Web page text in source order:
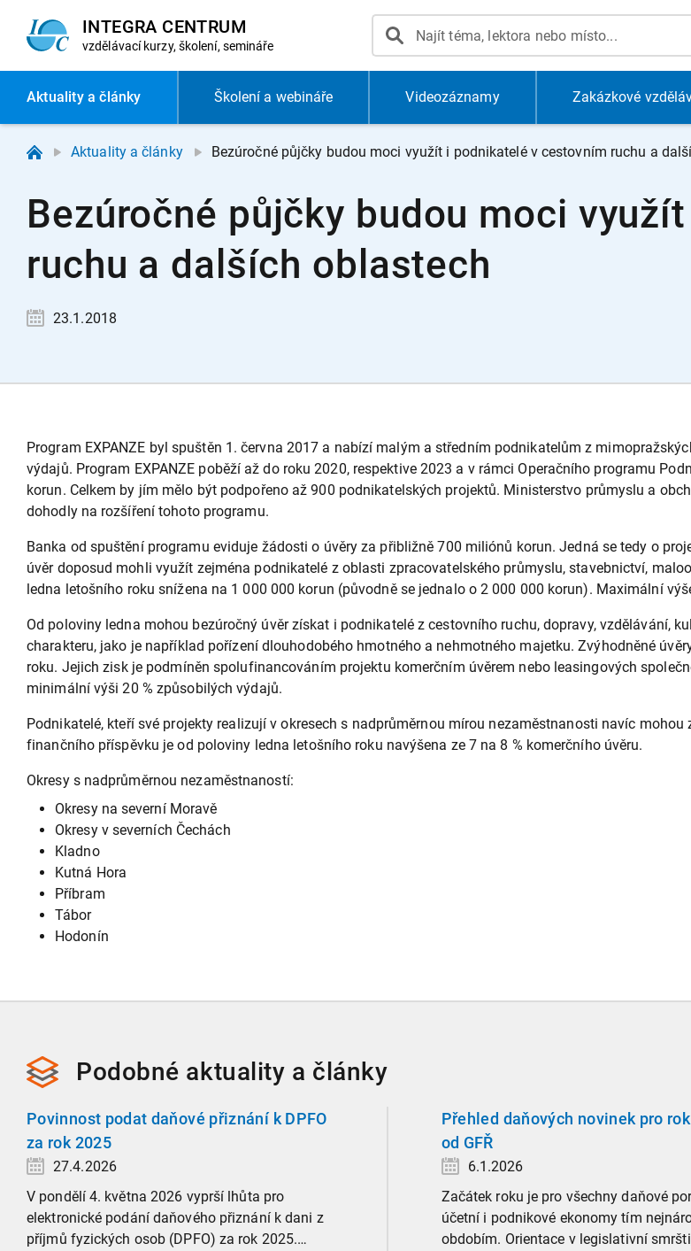
INTEGRA CENTRUM
vzdělávací kurzy, školení, semináře
Aktualitya články Školení a webináře Videozáznamy Zakázkové
Aktuality a články Bezúročné půjčky budou moci využít i podnikatelé v cestovním ruchu a
Bezúročné půjčky budou moci
ruchu a dalších oblastech
23.1.2018
Program EXPANZE byl spuštěn 1. června 2017 a nabízí malým a středním podnikatelům z
výdajů. Program EXPANZE poběží až do roku 2020, respektive 2023 a v rámci Operačního programu
korun. Celkem by jím mělo být podpořeno až 900 podnikatelských projektů. Ministerstvo průmyslu a
dohodly na rozšíření tohoto programu.
Banka od spuštění programu eviduje žádosti o úvěry za přibližně 700 miliónů korun. Jedná se tedy o
úvěr doposud mohli využít zejména podnikatelé z oblasti zpracovatelského průmyslu, stavebnictví,
ledna letošního roku snížena na 1 000 000 korun (původně se jednalo o 2 000 000 korun). Maximální
Od poloviny ledna mohou bezúročný úvěr získat i podnikatelé z cestovního ruchu, dopravy,
charakteru, jako je například pořízení dlouhodobého hmotného a nehmotného majetku. Zvýhodněné
roku. Jejich zisk je podmíněn spolufinancováním projektu komerčním úvěrem nebo leasingových
minimální výši 20 % způsobilých výdajů.
Podnikatelé, kteří své projekty realizují v okresech s nadprůměrnou mírou nezaměstnanosti navíc
finančního příspěvku je od poloviny ledna letošního roku navýšena ze 7 na 8 % komerčního úvěru.
Okresy s nadprůměrnou nezaměstnaností:
Okresy na severní Moravě
Okresy v severních Čechách
Kladno
Kutná Hora
Příbram
Tábor
Hodonín
Podobné aktuality a články
Povinnost podat daňové přiznání k DPFO
za rok 2025
27.4.2026
V pondělí 4. května 2026 vyprší lhůta pro
elektronické podání daňového přiznání k dani z
příjmů fyzických osob (DPFO) za rok 2025.
Přehled daňových novinek pro
od GFŘ
6.1.2026
Začátek roku je pro všechny daňové
účetní i podnikové ekonomy tím
obdobím. Orientace v legislativní